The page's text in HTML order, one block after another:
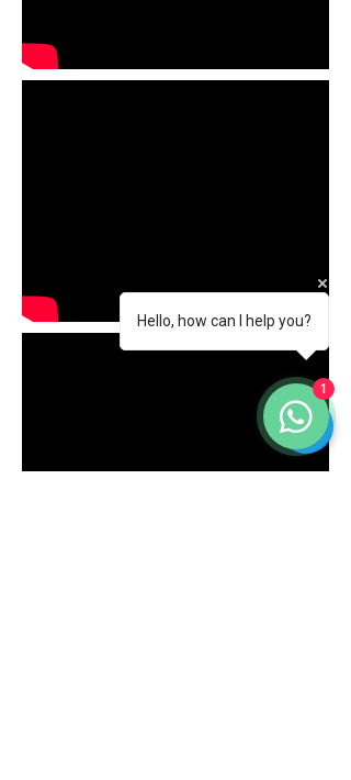
Hello, how can I help you?
1